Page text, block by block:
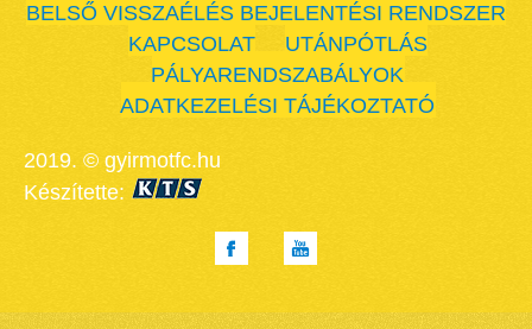
BELSŐ VISSZAÉLÉS BEJELENTÉSI RENDSZER
KAPCSOLAT
UTÁNPÓTLÁS
PÁLYARENDSZABÁLYOK
ADATKEZELÉSI TÁJÉKOZTATÓ
2019. © gyirmotfc.hu
Készítette: